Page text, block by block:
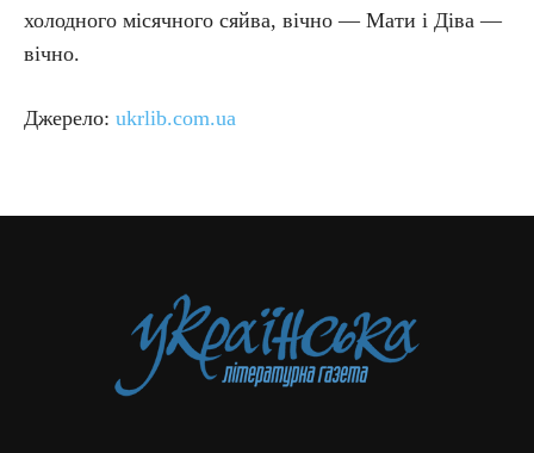
холодного місячного сяйва, вічно — Мати і Діва —
вічно.
Джерело: ukrlib.com.ua